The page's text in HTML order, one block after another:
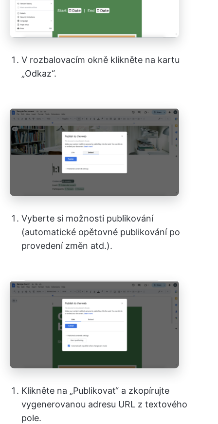
V rozbalovacím okně klikněte na kartu
„Odkaz“.
Vyberte si možnosti publikování
(automatické opětovné publikování po
provedení změn atd.).
Klikněte na „Publikovat“ a zkopírujte
vygenerovanou adresu URL z textového
pole.